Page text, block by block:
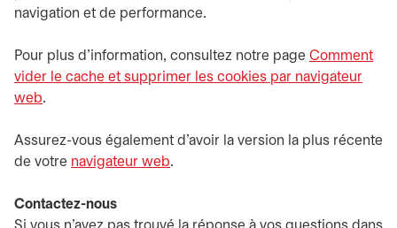
navigation et de performance.
Pour plus d’information, consultez notre page Comment
vider le cache et supprimer les cookies par navigateur
web.
Assurez-vous également d’avoir la version la plus récente
de votre navigateur web.
Contactez-nous